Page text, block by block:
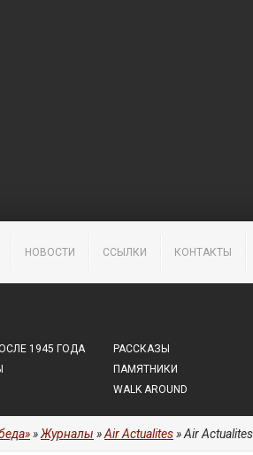
НОВОСТИ ССЫЛКИ КОНТАКТЫ
1945 ГОДА
РАССКАЗЫ
ПАМЯТНИКИ
WALK AROUND
»Журналы »Air Actualites» Air